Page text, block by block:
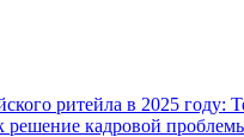
ритейла в 2025 году:
решение кадровой